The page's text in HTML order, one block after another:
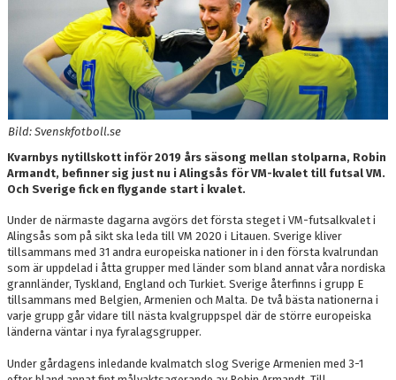
KONTAKT
Bild: Svenskfotboll.se
Kvarnbys nytillskott inför 2019 års säsong mellan stolparna, Robin
Armandt, befinner sig just nu i Alingsås för VM-kvalet till futsal VM.
Och Sverige fick en flygande start i kvalet.
Under de närmaste dagarna avgörs det första steget i VM-futsalkvalet i
Alingsås som på sikt ska leda till VM 2020 i Litauen. Sverige kliver
tillsammans med 31 andra europeiska nationer in i den första kvalrundan
som är uppdelad i åtta grupper med länder som bland annat våra nordiska
grannländer, Tyskland, England och Turkiet. Sverige återfinns i grupp E
tillsammans med Belgien, Armenien och Malta. De två bästa nationerna i
varje grupp går vidare till nästa kvalgruppspel där de större europeiska
länderna väntar i nya fyralagsgrupper.
Under gårdagens inledande kvalmatch slog Sverige Armenien med 3-1